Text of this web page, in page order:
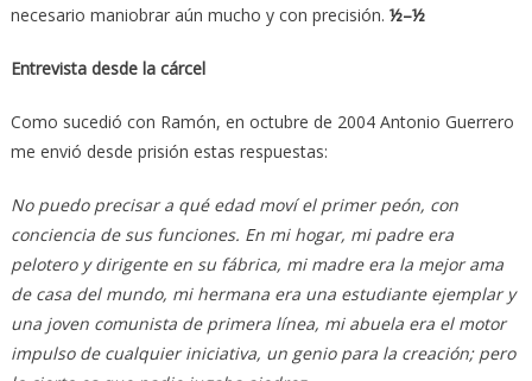
necesario maniobrar aún mucho y con precisión. ½–½
Entrevista desde la cárcel
Como sucedió con Ramón, en octubre de 2004 Antonio Guerrero
me envió desde prisión estas respuestas:
No puedo precisar a qué edad moví el primer peón, con
conciencia de sus funciones. En mi hogar, mi padre era
pelotero y dirigente en su fábrica, mi madre era la mejor ama
de casa del mundo, mi hermana era una estudiante ejemplar y
una joven comunista de primera línea, mi abuela era el motor
impulso de cualquier iniciativa, un genio para la creación; pero